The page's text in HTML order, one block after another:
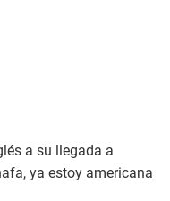
a su llegada a
ya estoy americana